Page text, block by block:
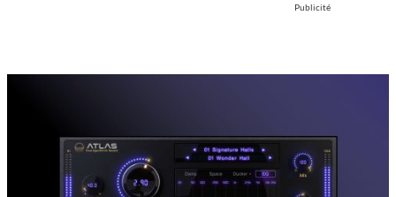
Publicité